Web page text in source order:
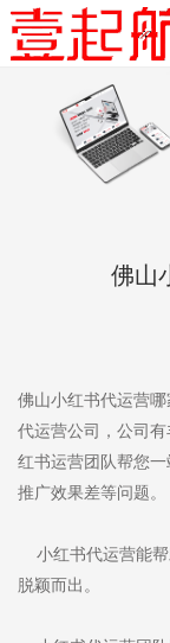
佛山
佛山小红书代运营
代运营公司，公司
红书运营团队帮您
推广效果差等问题。
小红书代运营能帮
脱颖而出。